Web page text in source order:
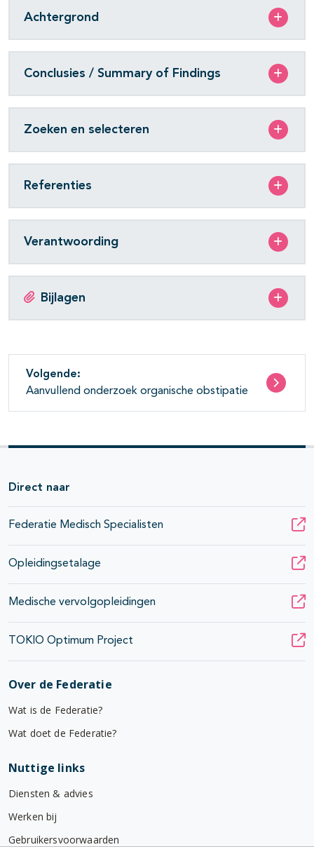
Achtergrond
Conclusies / Summary of Findings
Zoeken en selecteren
Referenties
Verantwoording
Bijlagen
Volgende:
Aanvullend onderzoek organische obstipatie
Direct naar
Federatie Medisch Specialisten
Opleidingsetalage
Medische vervolgopleidingen
TOKIO Optimum Project
Over de Federatie
Wat is de Federatie?
Wat doet de Federatie?
Nuttige links
Diensten & advies
Werken bij
Gebruikersvoorwaarden